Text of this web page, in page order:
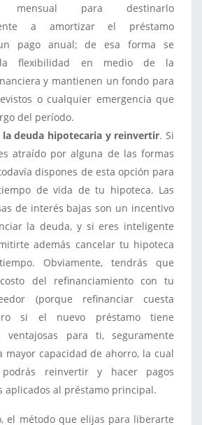
mensual para destinarlo
a amortizar el préstamo
pago anual; de esa forma se
la flexibilidad en medio de la
y mantienen un fondo para
o cualquier emergencia que
del período.
la deuda hipotecaria y reinvertir. Si
atraído por alguna de las formas
dispones de esta opción para
de vida de tu hipoteca. Las
de interés bajas son un incentivo
la deuda, y si eres inteligente
además cancelar tu hipoteca
Obviamente, tendrás que
del refinanciamiento con tu
(porque refinanciar cuesta
si el nuevo préstamo tiene
ventajosas para ti, seguramente
mayor capacidad de ahorro, la cual
reinvertir y hacer pagos
aplicados al préstamo principal.
el método que elijas para liberarte